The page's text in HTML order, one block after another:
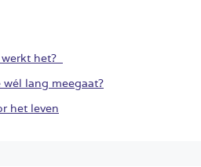
het?
lang meegaat?
het leven